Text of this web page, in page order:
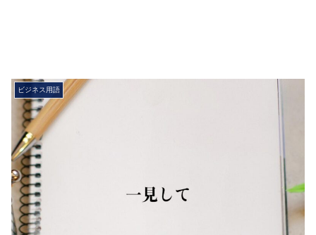
ビジネス用語